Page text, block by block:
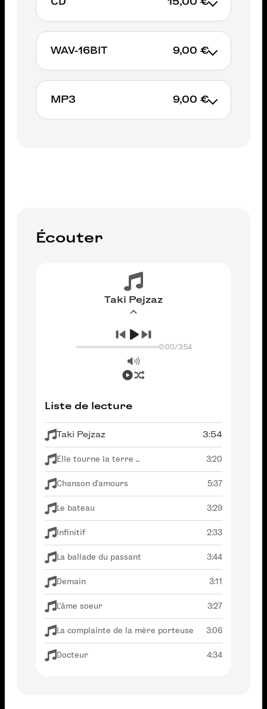
AJOUTER AU PANIER
WAV-16BIT 9,00 €
AJOUTER AU PANIER
MP3 9,00 €
Écouter
Taki Pejzaz
0:00/3:54
Liste de lecture
Taki Pejzaz 3:54
Elle tourne la terre ... 3:20
Chanson d'amours 5:37
Le bateau 3:29
Infinitif 2:33
La ballade du passant 3:44
Demain 3:11
L'âme soeur 3:27
La complainte de la mère porteuse 3:06
Docteur 4:34